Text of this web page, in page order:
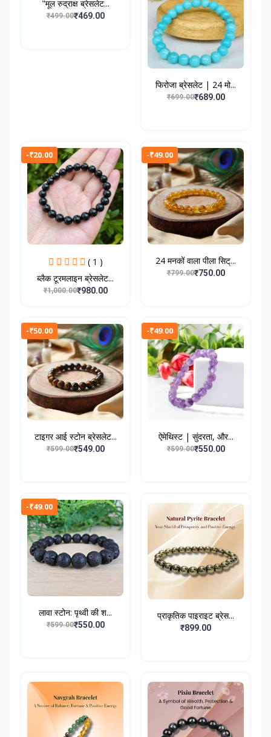
"मूल रुद्राक्ष ब्रेसलेट...
₹499.00₹469.00
फिरोजा ब्रेसलेट | 24 मो...
₹699.00₹689.00
-₹20.00
( 1 )
ब्लैक टूरमलाइन ब्रेसलेट...
₹1,000.00₹980.00
-₹49.00
24 मनकों वाला पीला सिट्...
₹799.00₹750.00
-₹50.00
टाइगर आई स्टोन ब्रेसलेट...
₹599.00₹549.00
-₹49.00
ऐमेथिस्ट | सुंदरता, और...
₹599.00₹550.00
-₹49.00
लावा स्टोन: पृथ्वी की श...
₹599.00₹550.00
प्राकृतिक पाइराइट ब्रेस...
₹899.00